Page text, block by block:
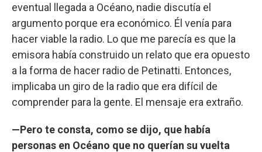
eventual llegada a Océano, nadie discutía el
argumento porque era económico. Él venía para
hacer viable la radio. Lo que me parecía es que la
emisora había construido un relato que era opuesto
a la forma de hacer radio de Petinatti. Entonces,
implicaba un giro de la radio que era difícil de
comprender para la gente. El mensaje era extraño.
—Pero te consta, como se dijo, que había
personas en Océano que no querían su vuelta